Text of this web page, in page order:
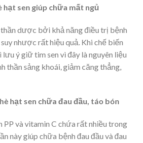
hạt sen giúp chữa mất ngủ
dược bởi khả năng điều trị bệnh
nhược rất hiệu quả. Khi chế biến
lưu ý giữ tim sen vì đây là nguyên liệu
thần sảng khoái, giảm căng thẳng,
hạt sen chữa đau đầu, táo bón
và vitamin C chứa rất nhiều trong
này giúp chữa bệnh đau đầu và đau